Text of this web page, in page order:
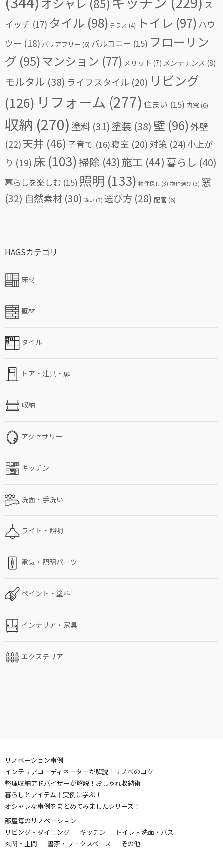
オシャレ (85)
ス
イッチ (17) タイル (98) テラス (4) トイレ (97) ハウ
ツー (18) バリアフリー (6) バルコニー (15) フローリン
グ (95)マンション (77) メリット (7) メンテナンス (8)
モルタル (38) ライフスタイル (20) リビング
(126) リフォーム (277) 住まい (15) 内窓(6)
収納 (270) 塗料 (31) 塗装 (38) 壁 (96)外壁
(22)天井 (46) 子育て (16)寝室 (20) 対策 (24)小上が
り (19) 床 (103)掃除 (43) 施工 (44) 暮らし (40)
暮らしを楽しむ (15) 照明 (133) 物件探し (3) 物件選び (3) 窓
(32) 自然素材 (30) 違い (3) 選び方 (28) 配管(6)
HAGSカテゴリ
床材
壁材
タイル
ドア・建具・扉
収納
アクセサリー
キッチン
洗面・手洗い
ライト・照明
電気・照明パーツ
ペイント・塗料
インテリア・家具
エクステリア
リノベーション事例
インテリアコーディネーターが解説！リノベのコツ
整理収納アドバイザーが解説！おしゃれ収納術
暮らしとアイテム｜実例に学ぶ！
オシャレな事例をまとめてみましたシリーズ！
部屋毎のリノベーション
リビング・ダイニング
キッチン
トイレ・洗面・バス
玄関・土間
書斎・ワークスペース
その他